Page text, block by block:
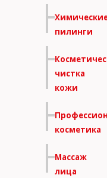
пилинги
чистка
кожи
косметика
Массаж
лица